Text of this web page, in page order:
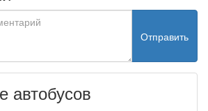
Отправить
автобусов